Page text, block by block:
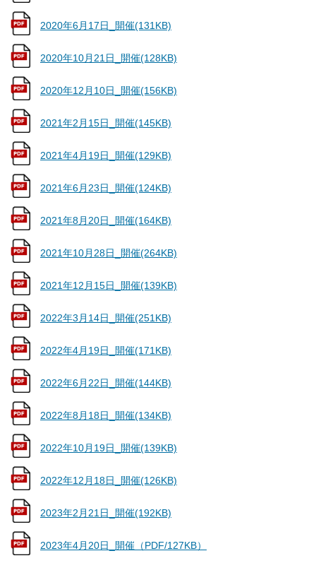
2020年6月17日_開催(131KB)
2020年10月21日_開催(128KB)
2020年12月10日_開催(156KB)
2021年2月15日_開催(145KB)
2021年4月19日_開催(129KB)
2021年6月23日_開催(124KB)
2021年8月20日_開催(164KB)
2021年10月28日_開催(264KB)
2021年12月15日_開催(139KB)
2022年3月14日_開催(251KB)
2022年4月19日_開催(171KB)
2022年6月22日_開催(144KB)
2022年8月18日_開催(134KB)
2022年10月19日_開催(139KB)
2022年12月18日_開催(126KB)
2023年2月21日_開催(192KB)
2023年4月20日_開催（PDF/127KB）